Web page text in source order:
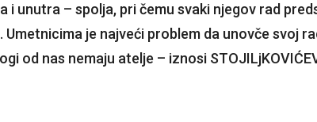
i unutra – spolja, pri čemu svaki njegov rad
Umetnicima je najveći problem da unovče svoj
od nas nemaju atelje – iznosi